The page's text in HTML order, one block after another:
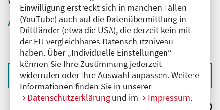
Einwilligung erstreckt sich in manchen Fällen
(YouTube) auch auf die Datenübermittlung in
Drittländer (etwa die USA), die derzeit kein mit
der EU vergleichbares Datenschutzniveau
haben. Über „Individuelle Einstellungen“
können Sie Ihre Zustimmung jederzeit
widerrufen oder Ihre Auswahl anpassen. Weitere
Informationen finden Sie in unserer
Datenschutzerklärung und im Impressum.
Aktive Filter
Filter
ID: ANT-2501724
deaktivieren und Suchergebnisse neu laden
Sortieren nach
Ergebnisse: 0